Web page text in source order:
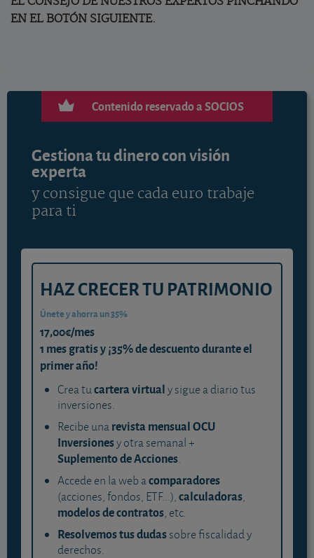
EN EL BOTÓN SIGUIENTE.
Contenido reservado a SOCIOS
Gestiona tu dinero con visión
experta
y consigue que cada euro trabaje
para ti
HAZ CRECER TU PATRIMONIO
Únete y ahorra un 35%
17,00€/mes
1 mes gratis y ¡35% de descuento durante el
primer año!
Crea tucartera virtualy sigue a diario tus
inversiones.
Recibe unarevista mensual OCU
Inversionesy otra semanal +
Suplemento de Acciones.
Accede en la web acomparadores
(acciones, fondos, ETF...),calculadoras,
modelos de contratos, etc.
Resolvemos tus dudassobre fiscalidad y
derechos.